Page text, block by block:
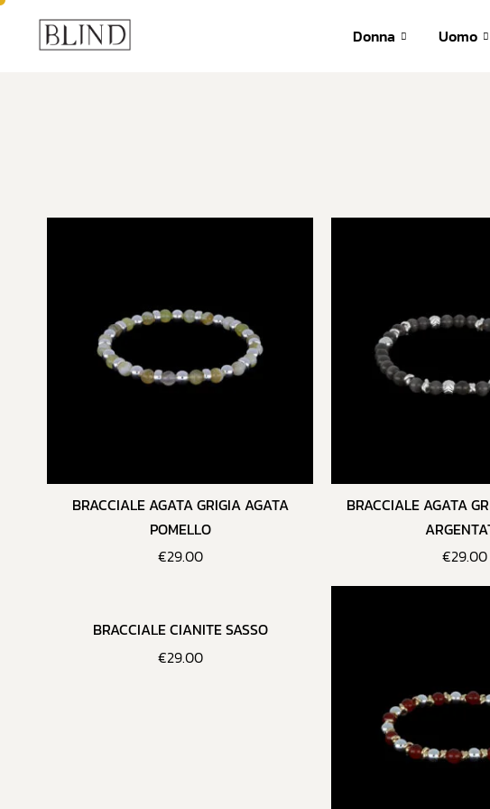
Donna Uomo
BRACCIALE AGATA GRIGIA AGATA
POMELLO
€29.00
BRACCIALE AGATA
€29.00
BRACCIALE CIANITE SASSO
€29.00